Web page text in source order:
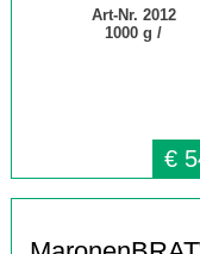
Art-Nr. 2012
1000 g /
€